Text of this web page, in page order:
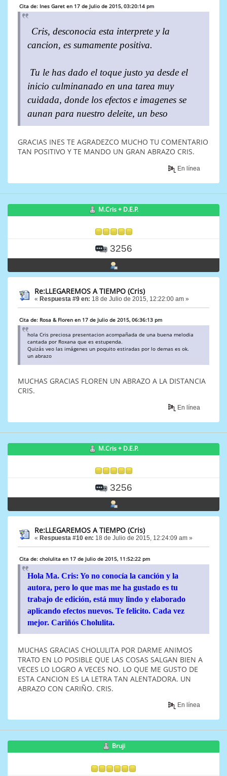
Cita de: Ines Garet en 17 de Julio de 2015, 03:20:14 pm
Cris, desconocia esta interprete y la
cancion, es sumamente positiva.
Tu le has dado el toque justo ya desde el
inicio culminanado en una tarea muy
cuidada, donde los efectos e imagenes se
aunan para nuestro deleite, un beso
GRACIAS INES TE AGRADEZCO MUCHO TU COMENTARIO
TAN POSITIVO Y TE MANDO UN GRAN ABRAZO CRIS.
En línea
M.Cris + D.E.P.
3256
Re:LLEGAREMOS A TIEMPO (Cris)
« Respuesta #9 en: 18 de Julio de 2015, 12:22:00 am »
Cita de: Rosa & Floren en 17 de Julio de 2015, 06:36:13 pm
hola Cris preciosa presentacion acompañada de una buena melodia
cantada por Roxana que es estupenda.
Quizás veo las imágenes un poquito estiradas por lo demas es ok.
un abrazo
MUCHAS GRACIAS FLOREN UN ABRAZO A LA DISTANCIA
CRIS.
En línea
M.Cris + D.E.P.
3256
Re:LLEGAREMOS A TIEMPO (Cris)
« Respuesta #10 en: 18 de Julio de 2015, 12:24:09 am »
Cita de: cholulita en 17 de Julio de 2015, 11:52:22 pm
Hola Ma. Cris: Yo no conocía la canción y la
autora, pero lo que mas me ha gustado es tu
trabajo de edición, está muy lindo y elaborado
aplicando efectos nuevos. Te felicito. Cada vez
mejor. Cariñós Cholulita.
MUCHAS GRACIAS CHOLULITA POR DARME ANIMOS
TRATO EN LO POSIBLE QUE LAS COSAS SALGAN BIEN A
VECES LO LOGRO A VECES NO. LO QUE ME GUSTO DE
ESTA CANCION ES LA LETRA TAN ALENTADORA. UN
ABRAZO CON CARIÑO. CRIS.
En línea
Bruji